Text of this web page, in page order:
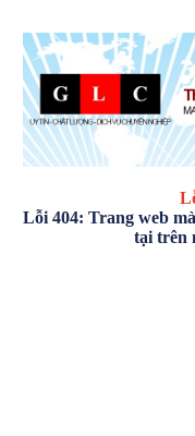
Lỗi 404: Trang web
tại trên